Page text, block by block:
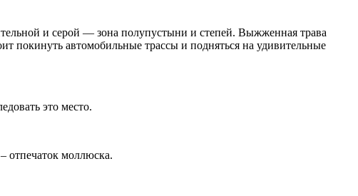
и серой — зона полупустыни и степей. Выжженная трава
покинуть автомобильные трассы и подняться на удивительные
это место.
отпечаток моллюска.